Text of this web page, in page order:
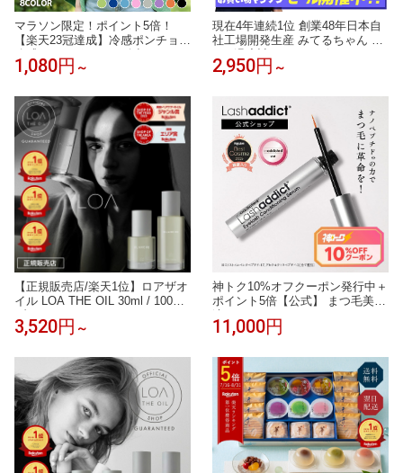
マラソン限定！ポイント5倍！
【楽天23冠達成】冷感ポンチョ
ポンチョ 冷感アイテム アイス冷
冷感 肌温度-15℃ 冷却100% 暑さ
対策グッズ ポンチョ 冷却 UVカ
ット クールポンチョ 吸水 抗菌防
臭 熱中症対策
1,080円 ～
現在4年連続1位 創業48年日本自
社工場開発生産 みてるちゃん 50
防犯カメラ Amazon国内サーバー
見守りカメラ ワイヤレス 屋内 監
視カメラ 小型
2,950円 ～
【正規販売店/楽天1位】ロアザオ
イル LOA THE OIL 30ml / 100ml
ブランシュ シトラスベール ジャ
スミンドレ ラテローズ ネロリス
ド ブルークレール ペアブランシ
ュ ノワール フレグランス ヘアオ
イル ロアオイル LOAオイル アウ
トバス 送料無料
3,520円 ～
神トク10%オフクーポン発行中＋
ポイント5倍【公式】 まつ毛美容
液 ラッシュアディクト アイラッ
シュ コンディショニング セラム
様リーフレット添付 まつ毛ケア
まつげ美容液 まつ毛パーマ Lash
addict 正規品 送料無料
11,000円